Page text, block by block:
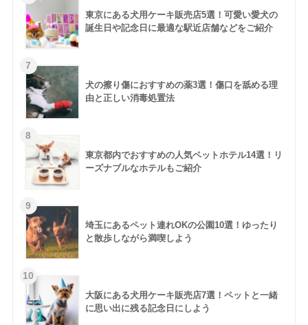
東京にある犬用ケーキ販売店5選！可愛い愛犬の
誕生日や記念日に最適な駅近店舗などをご紹介
犬の擦り傷におすすめの薬3選！傷口を舐める理
由と正しい消毒処置法
東京都内でおすすめの人気ペットホテル14選！リ
ーズナブルなホテルもご紹介
埼玉にあるペット連れOKの公園10選！ゆったり
と散歩しながら満喫しよう
大阪にある犬用ケーキ販売店7選！ペットと一緒
に思い出に残る記念日にしよう